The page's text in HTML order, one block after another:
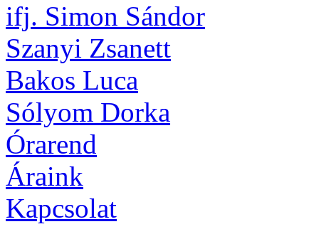
ifj. Simon Sándor
Szanyi Zsanett
Bakos Luca
Sólyom Dorka
Órarend
Áraink
Kapcsolat